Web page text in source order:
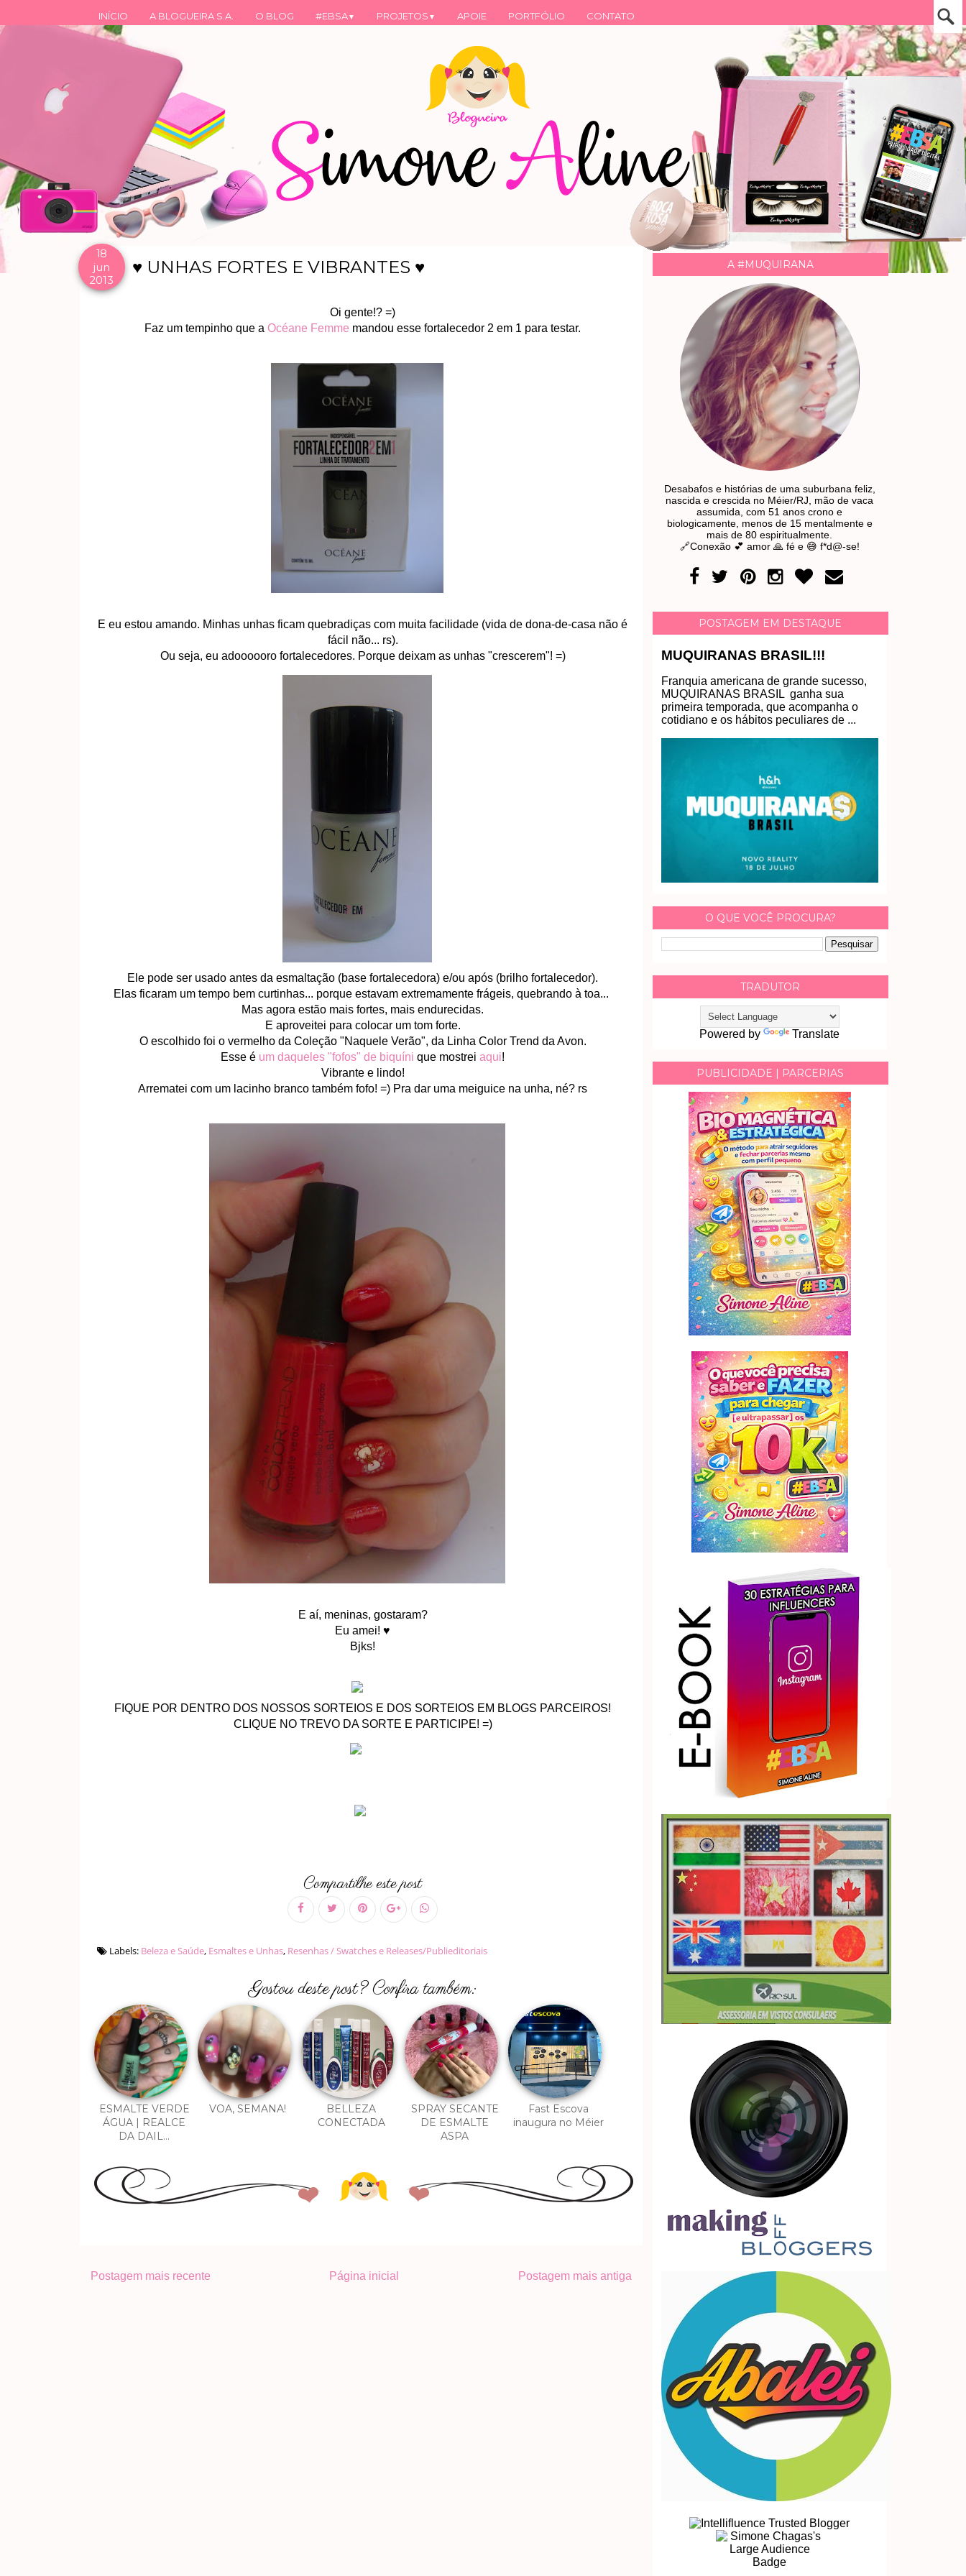
INÍCIO A BLOGUEIRA S.A. O BLOG #EBSA▼ PROJETOS ▼ APOIE PORTFÓLIO CONTATO
18
jun
2013
♥ UNHAS FORTES E VIBRANTES ♥
Oi gente!? =)
Faz um tempinho que a Océane Femme mandou esse fortalecedor 2 em 1 para testar.
E eu estou amando. Minhas unhas ficam quebradiças com muita facilidade (vida de dona-de-casa não é
fácil não... rs).
Ou seja, eu adoooooro fortalecedores. Porque deixam as unhas "crescerem"! =)
Ele pode ser usado antes da esmaltação (base fortalecedora) e/ou após (brilho fortalecedor).
Elas ficaram um tempo bem curtinhas... porque estavam extremamente frágeis, quebrando à toa...
Mas agora estão mais fortes, mais endurecidas.
E aproveitei para colocar um tom forte.
O escolhido foi o vermelho da Coleção "Naquele Verão", da Linha Color Trend da Avon.
Esse é um daqueles "fofos" de biquíni que mostrei aqui!
Vibrante e lindo!
Arrematei com um lacinho branco também fofo! =) Pra dar uma meiguice na unha, né? rs
E aí, meninas, gostaram?
Eu amei! ♥
Bjks!
FIQUE POR DENTRO DOS NOSSOS SORTEIOS E DOS SORTEIOS EM BLOGS PARCEIROS!
CLIQUE NO TREVO DA SORTE E PARTICIPE! =)
Compartilhe este post
Labels: Beleza e Saúde, Esmaltes e Unhas, Resenhas / Swatches e Releases/Publieditoriais
Gostou deste post? Confira também:
ESMALTE VERDE
ÁGUA | REALCE
DA DAIL...
VOA, SEMANA!
BELLEZA
CONECTADA
SPRAY SECANTE
DE ESMALTE
ASPA
Fast Escova
inaugura no Méier
Postagem mais recente Postagem mais antiga
Página inicial
A #MUQUIRANA
Desabafos e histórias de uma suburbana feliz,
nascida e crescida no Méier/RJ, mão de vaca
assumida, com 51 anos crono e
biologicamente, menos de 15 mentalmente e
mais de 80 espiritualmente.
🔗Conexão 💕 amor 🙏 fé e 😅 f*d@-se!
POSTAGEM EM DESTAQUE
MUQUIRANAS BRASIL!!!
Franquia americana de grande sucesso,
MUQUIRANAS BRASIL ganha sua
primeira temporada, que acompanha o
cotidiano e os hábitos peculiares de ...
O QUE VOCÊ PROCURA?
TRADUTOR
Powered by Translate
PUBLICIDADE | PARCERIAS